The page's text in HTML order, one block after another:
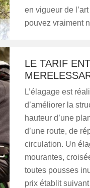
en vigueur de
pouvez vraiment
LE TARIF
L’élagage est
d’améliorer la
hauteur d’une
d’une route, de
circulation. Un
mourantes,
toutes pousses
prix établit